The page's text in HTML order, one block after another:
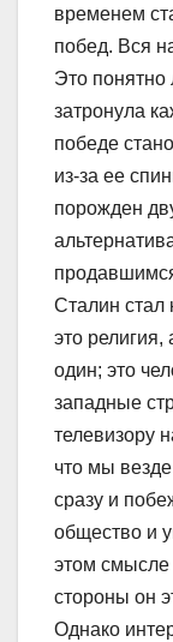
временем
побед. Вся
Это понятно
затронула
победе
из-за ее
порожден
Сталин стал
это
один; это
западные
телевизору
что мы
сразу и
общество и
этом смысле
стороны он
Однако